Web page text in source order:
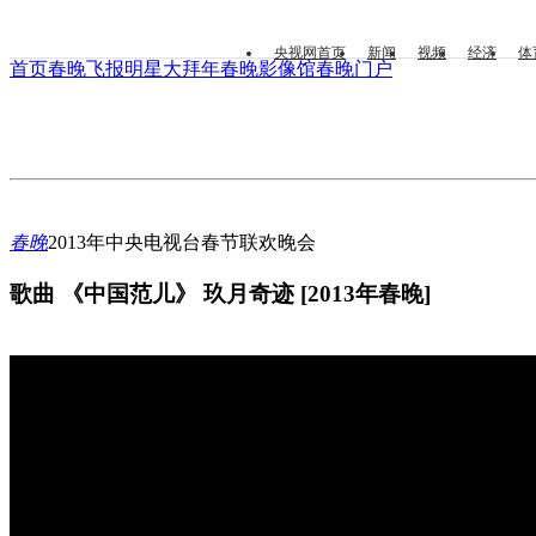
央视网首页 新闻 视频 经济 体
首页春晚飞报明星大拜年春晚影像馆春晚门户
春晚2013年中央电视台春节联欢晚会
歌曲 《中国范儿》 玖月奇迹 [2013年春晚]